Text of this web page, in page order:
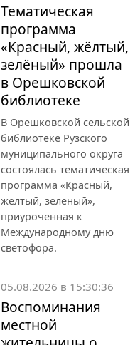
Тематическая
программа
«Красный, жёлтый,
зелёный» прошла
в Орешковской
библиотеке
В Орешковской сельской
библиотеке Рузского
муниципального округа
состоялась тематическая
программа «Красный,
желтый, зеленый»,
приуроченная к
Международному дню
светофора.
05.08.2026 в 15:30:36
Воспоминания
местной